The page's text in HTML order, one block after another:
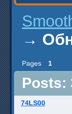
→
Pages 1
Posts:
74LS00